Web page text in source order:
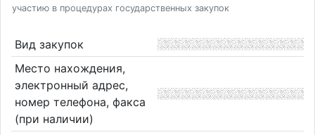
участию в процедурах государственных закупок
Вид закупок
Место нахождения,
электронный адрес,
номер телефона, факса
(при наличии)